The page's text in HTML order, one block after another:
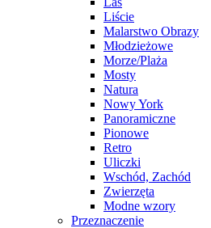
Liście
Malarstwo Obrazy
Młodzieżowe
Morze/Plaża
Mosty
Natura
Nowy York
Panoramiczne
Pionowe
Retro
Uliczki
Wschód, Zachód
Zwierzęta
Modne wzory
Przeznaczenie